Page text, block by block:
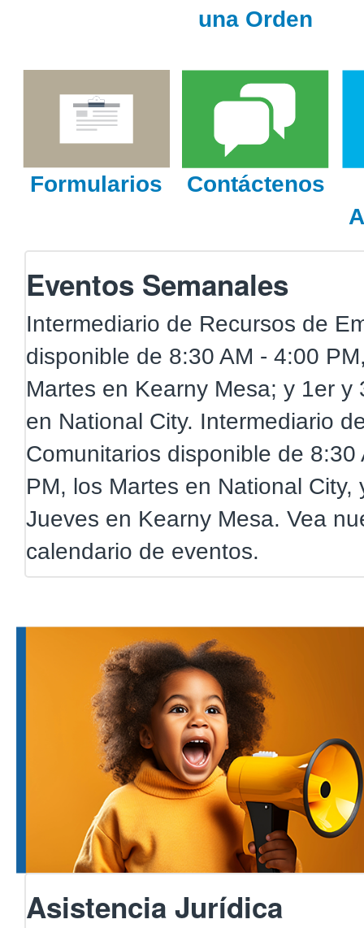
una Orden
Formularios
Contáctenos
Eventos Semanales
Intermediario de Recursos de
disponible de 8:30 AM - 4:00
Martes en Kearny Mesa; y 1er y
en National City. Intermediario
Comunitarios disponible de 8:30
PM, los Martes en National City,
Jueves en Kearny Mesa. Vea
calendario de eventos.
Noticias y Avisos
A partir del 1 de mayo de 2024,
antes se aplicaban a las
con el Estado se enviarán a las
antes recibían asistencia
Asistencia Jurídica